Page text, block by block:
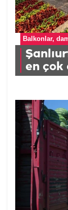
Balkonlar,
en çok